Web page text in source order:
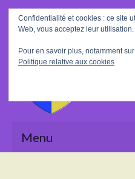
Rechercher
:
Menu
Confidentialité et cookies : ce site
Web, vous acceptez leur utilisation.
Pour en savoir plus, notamment
Politique relative aux cookies